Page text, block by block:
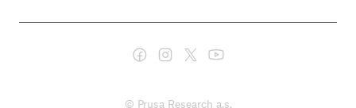
© Prusa Research a.s.